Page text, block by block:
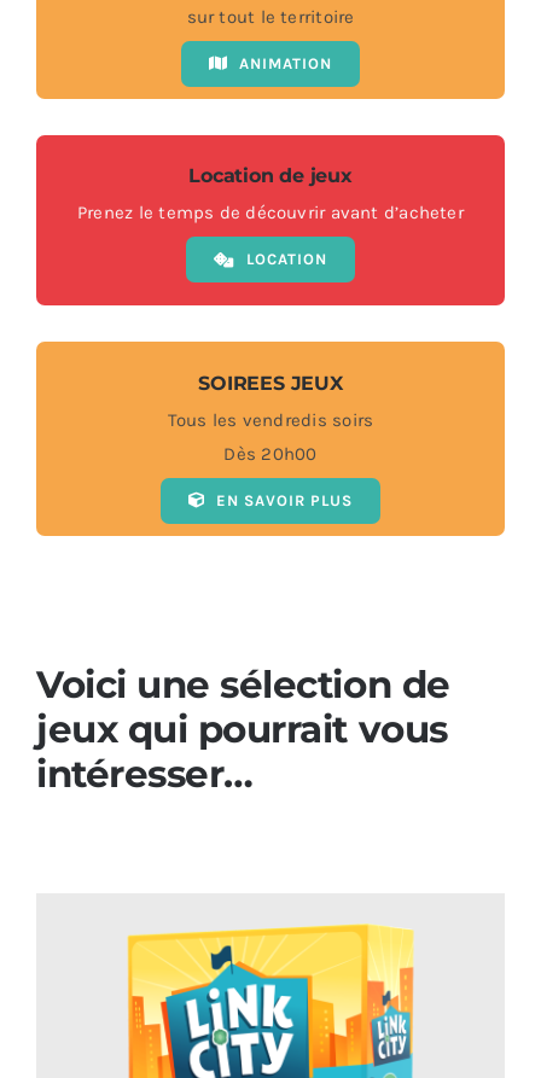
sur tout le territoire
ANIMATION
Location de jeux
Prenez le temps de découvrir avant d’acheter
LOCATION
SOIREES JEUX
Tous les vendredis soirs
Dès 20h00
EN SAVOIR PLUS
Voici une sélection de
jeux qui pourrait vous
intéresser…